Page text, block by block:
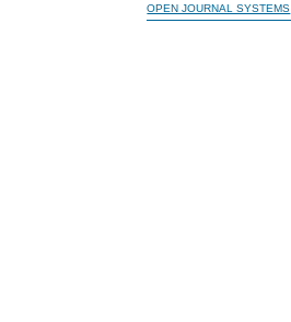
OPEN JOURNAL SYSTEMS